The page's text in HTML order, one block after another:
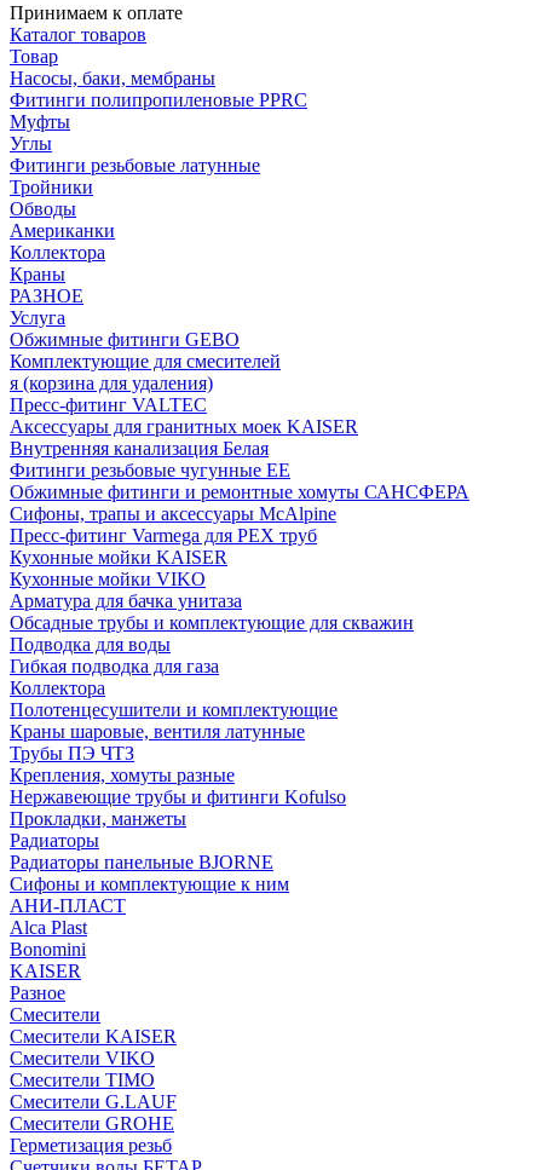
Принимаем к оплате
Каталог товаров
Товар
Насосы, баки, мембраны
Фитинги полипропиленовые PPRC
Муфты
Углы
Фитинги резьбовые латунные
Тройники
Обводы
Американки
Коллектора
Краны
РАЗНОЕ
Услуга
Обжимные фитинги GEBO
Комплектующие для смесителей
я (корзина для удаления)
Пресс-фитинг VALTEC
Аксессуары для гранитных моек KAISER
Внутренняя канализация Белая
Фитинги резьбовые чугунные EE
Обжимные фитинги и ремонтные хомуты САНСФЕРА
Сифоны, трапы и аксессуары McAlpine
Пресс-фитинг Varmega для PEX труб
Кухонные мойки KAISER
Кухонные мойки VIKO
Арматура для бачка унитаза
Обсадные трубы и комплектующие для скважин
Подводка для воды
Гибкая подводка для газа
Коллектора
Полотенцесушители и комплектующие
Краны шаровые, вентиля латунные
Трубы ПЭ ЧТЗ
Крепления, хомуты разные
Нержавеющие трубы и фитинги Kofulso
Прокладки, манжеты
Радиаторы
Радиаторы панельные BJORNE
Сифоны и комплектующие к ним
АНИ-ПЛАСТ
Alca Plast
Bonomini
KAISER
Разное
Смесители
Смесители KAISER
Смесители VIKO
Смесители TIMO
Смесители G.LAUF
Смесители GROHE
Герметизация резьб